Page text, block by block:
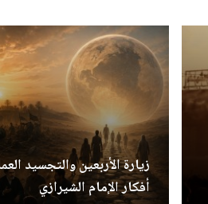
زيارة الأربعين والتجسيد
أفكار الإمام الشيرازي